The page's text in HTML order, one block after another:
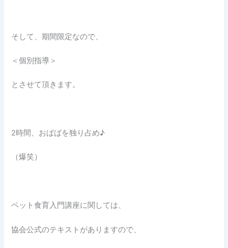
そして、期間限定なので、
＜個別指導＞
とさせて頂きます。
2時間、おばばを独り占め♪
（爆笑）
ペット食育入門講座に関しては、
協会公式のテキストがありますので、